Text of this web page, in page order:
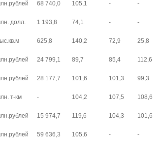
68 740,0 105,1 - -
долл. 1 193,8 74,1 - -
625,8 140,2 72,9 25,8
24 799,1 89,7 85,4 112,6
28 177,7 101,6 101,3 99,3
т-км - 104,2 107,5 108,6
15 974,7 119,6 104,3 101,6
59 636,3 105,6 - -